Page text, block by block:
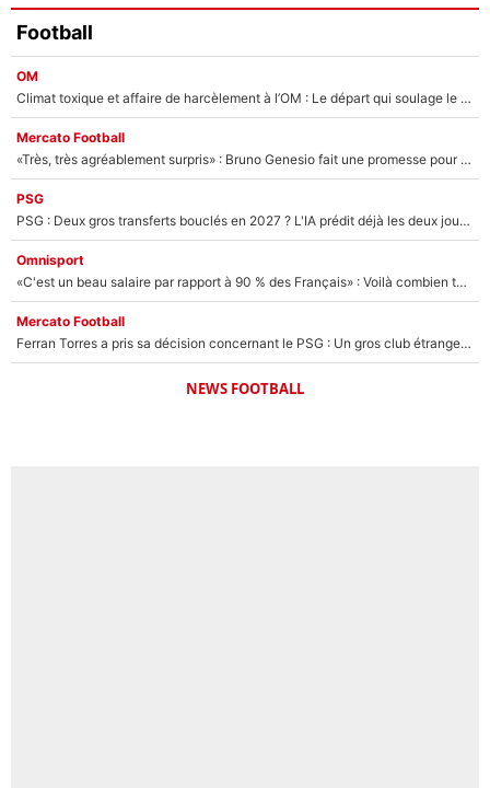
Football
OM
Climat toxique et affaire de harcèlement à l’OM : Le départ qui soulage le vestiaire de Bruno Genesio
Mercato Football
«Très, très agréablement surpris» : Bruno Genesio fait une promesse pour la suite du mercato de l’OM et rassure les supporters
PSG
PSG : Deux gros transferts bouclés en 2027 ? L'IA prédit déjà les deux joueurs qui pourraient rejoindre Luis Enrique !
Omnisport
«C'est un beau salaire par rapport à 90 % des Français» : Voilà combien touchait Nelson Monfort sur France Télévisions avant de rejoindre CNews
Mercato Football
Ferran Torres a pris sa décision concernant le PSG : Un gros club étranger prêt à relancer le feuilleton pour la signature du champion du monde 2026 !
NEWS FOOTBALL